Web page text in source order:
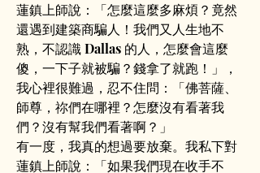
蓮鎮上師說：「怎麼這麼多麻煩？竟然
還遇到建築商騙人！我們又人生地不
熟，不認識 Dallas 的人，怎麼會這麼
傻，一下子就被騙？錢拿了就跑！」，
我心裡很難過，忍不住問：「佛菩薩、
師尊，祢們在哪裡？怎麼沒有看著我
們？沒有幫我們看著啊？」
有一度，我真的想過要放棄。我私下對
蓮鎮上師說：「如果我們現在收手不